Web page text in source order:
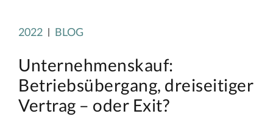
2022 BLOG
Unternehmenskauf:
Betriebsübergang, dreiseitiger
Vertrag – oder Exit?